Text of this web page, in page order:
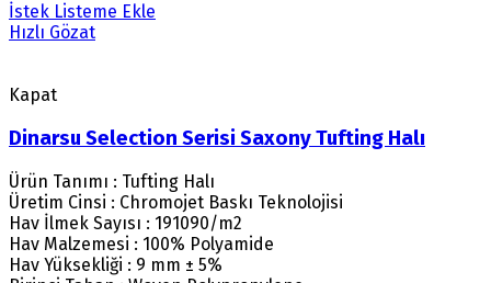
İstek Listeme Ekle
Hızlı Gözat
Kapat
Dinarsu Selection Serisi Saxony Tufting Halı
Ürün Tanımı : Tufting Halı
Üretim Cinsi : Chromojet Baskı Teknolojisi
Hav İlmek Sayısı : 191090/m2
Hav Malzemesi : 100% Polyamide
Hav Yüksekliği : 9 mm ± 5%